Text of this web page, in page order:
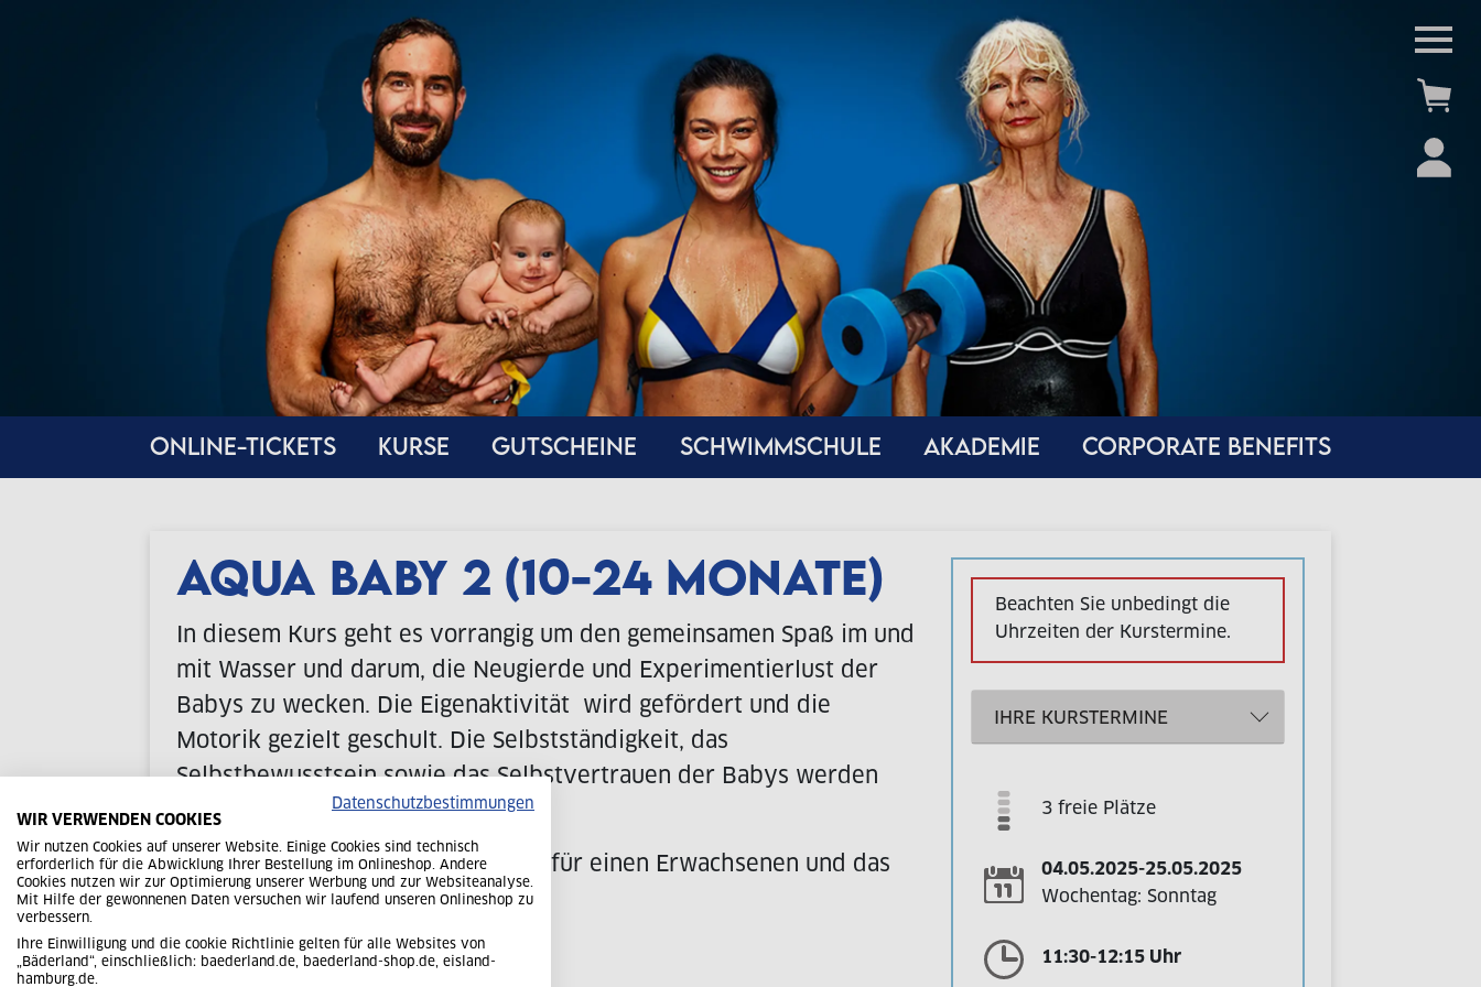
ONLINE-TICKETS KURSE GUTSCHEINE SCHWIMMSCHULE AKADEMIE CORPORATE BENEFITS
AQUA BABY 2 (10-24 MONATE)
In diesem Kurs geht es vorrangig um den gemeinsamen Spaß im und
mit Wasser und darum, die Neugierde und Experimentierlust der
Babys zu wecken. Die Eigenaktivität wird gefördert und die
Motorik gezielt geschult. Die Selbstständigkeit, das
Selbstbewusstsein sowie das Selbstvertrauen der Babys werden
angeregt und gestärkt.
Bitte beachten Sie, dieser Kurs ist für einen Erwachsenen und das
Kind konzipiert.
Beachten Sie unbedingt die
Uhrzeiten der Kurstermine.
IHRE KURSTERMINE
3 freie Plätze
04.05.2025-25.05.2025
Wochentag: Sonntag
11:30-12:15 Uhr
Datenschutzbestimmungen
WIR VERWENDEN COOKIES
Wir nutzen Cookies auf unserer Website. Einige Cookies sind technisch
erforderlich für die Abwicklung Ihrer Bestellung im Onlineshop. Andere
Cookies nutzen wir zur Optimierung unserer Werbung und zur Websiteanalyse.
Mit Hilfe der gewonnenen Daten versuchen wir laufend unseren Onlineshop zu
verbessern.
Ihre Einwilligung und die cookie Richtlinie gelten für alle Websites von
„Bäderland“, einschließlich: baederland.de, baederland-shop.de, eisland-
hamburg.de.